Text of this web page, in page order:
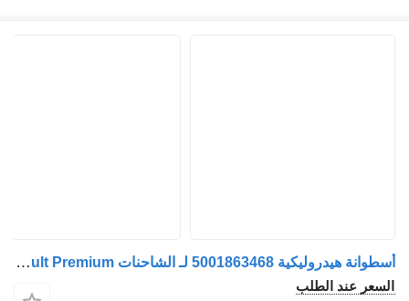
أسطوانة هيدروليكية 5001863468 لـ الشاحنات Renault Premium
السعر عند الطلب